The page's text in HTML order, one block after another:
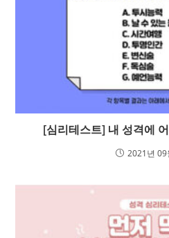
[심리테스트] 내 성격에
2021년 09